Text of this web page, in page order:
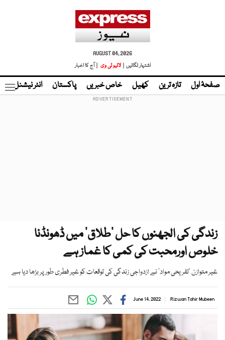
AUGUST 04, 2026
اشتہار لگائیں |
لائیو ٹی وی | آج کا اخبار
صفحۂ اول تازہ ترین کھیل خاص خبریں پاکستان انٹر نیشنل
زندگی کی الجھنوں کا حل ’طلاق‘ میں ڈھونڈنا
خلوص اورمحبت کی کمی کا غماز ہے
غیر متوازن ’تفریحی مواد‘ نے ازدواجی زندگی کی توقعات کو غیر فطری طور پر بڑھا دیا ہے
Rizwan Tahir Mubeen
June 14, 2022